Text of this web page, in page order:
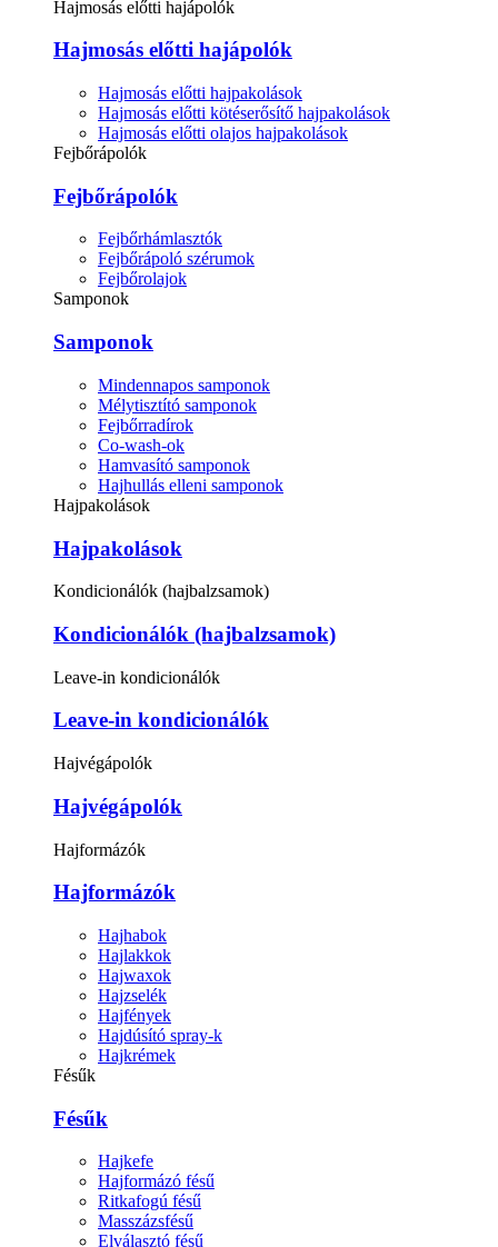
Hajmosás előtti hajápolók
Hajmosás előtti hajápolók
Hajmosás előtti hajpakolások
Hajmosás előtti kötéserősítő hajpakolások
Hajmosás előtti olajos hajpakolások
Fejbőrápolók
Fejbőrápolók
Fejbőrhámlasztók
Fejbőrápoló szérumok
Fejbőrolajok
Samponok
Samponok
Mindennapos samponok
Mélytisztító samponok
Fejbőrradírok
Co-wash-ok
Hamvasító samponok
Hajhullás elleni samponok
Hajpakolások
Hajpakolások
Kondicionálók (hajbalzsamok)
Kondicionálók (hajbalzsamok)
Leave-in kondicionálók
Leave-in kondicionálók
Hajvégápolók
Hajvégápolók
Hajformázók
Hajformázók
Hajhabok
Hajlakkok
Hajwaxok
Hajzselék
Hajfények
Hajdúsító spray-k
Hajkrémek
Fésűk
Fésűk
Hajkefe
Hajformázó fésű
Ritkafogú fésű
Masszázsfésű
Elválasztó fésű